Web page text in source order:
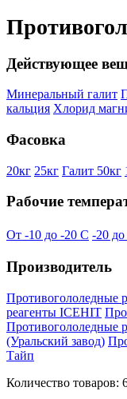
Действующее
Минеральный галит
кальция Хлорид
Фасовка
20кг 25кг Галит 50кг
Рабочие
От -10 до -20 C -20
Производитель
Противогололедные
реагенты ICEHIT
Противогололедные
(Уральский завод)
Тайп
Количество товаров: